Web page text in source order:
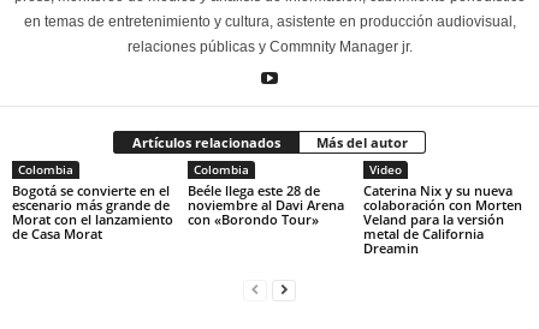
en temas de entretenimiento y cultura, asistente en producción audiovisual,
relaciones públicas y Commnity Manager jr.
Artículos relacionados Más del autor
Colombia
Bogotá se convierte en el
escenario más grande de
Morat con el lanzamiento
de Casa Morat
Colombia
Beéle llega este 28 de
noviembre al Davi Arena
con «Borondo Tour»
Video
Caterina Nix y su nueva
colaboración con Morten
Veland para la versión
metal de California
Dreamin